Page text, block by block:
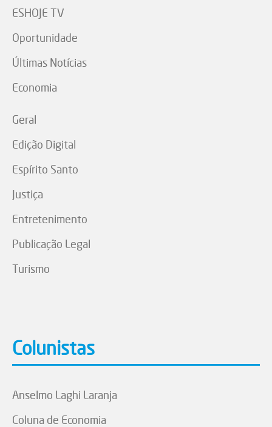
ESHOJE TV
Oportunidade
Últimas Notícias
Economia
Geral
Edição Digital
Espírito Santo
Justiça
Entretenimento
Publicação Legal
Turismo
Colunistas
Anselmo Laghi Laranja
Coluna de Economia